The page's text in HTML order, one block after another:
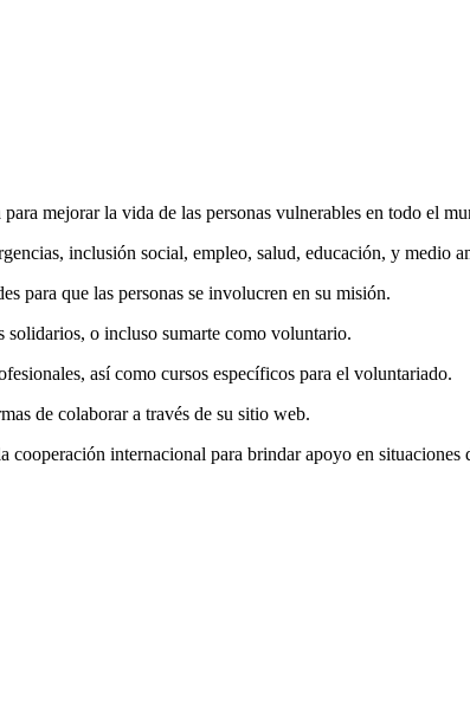
mejorar la vida de las personas vulnerables en todo el
inclusión social, empleo, salud, educación, y medio
para que las personas se involucren en su misión.
solidarios, o incluso sumarte como voluntario.
así como cursos específicos para el voluntariado.
de colaborar a través de su sitio web.
internacional para brindar apoyo en situaciones